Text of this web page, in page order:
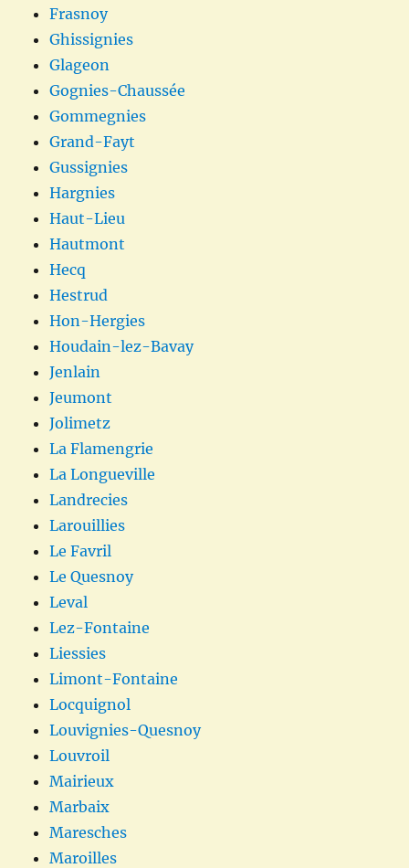
Frasnoy
Ghissignies
Glageon
Gognies-Chaussée
Gommegnies
Grand-Fayt
Gussignies
Hargnies
Haut-Lieu
Hautmont
Hecq
Hestrud
Hon-Hergies
Houdain-lez-Bavay
Jenlain
Jeumont
Jolimetz
La Flamengrie
La Longueville
Landrecies
Larouillies
Le Favril
Le Quesnoy
Leval
Lez-Fontaine
Liessies
Limont-Fontaine
Locquignol
Louvignies-Quesnoy
Louvroil
Mairieux
Marbaix
Maresches
Maroilles